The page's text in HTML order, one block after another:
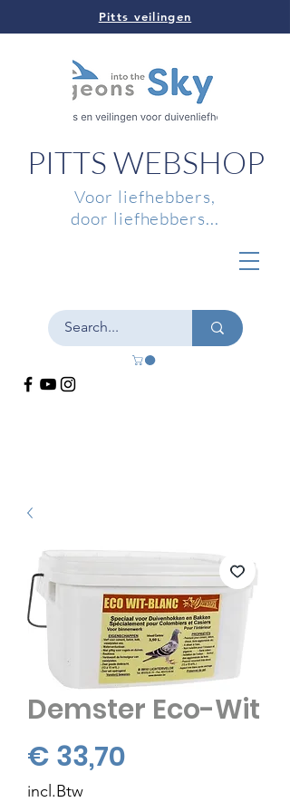
Pitts veilingen
PITTS WEBSHOP
Voor liefhebbers,
door liefhebbers...
Demster Eco-Wit
€ 33,70
incl.Btw